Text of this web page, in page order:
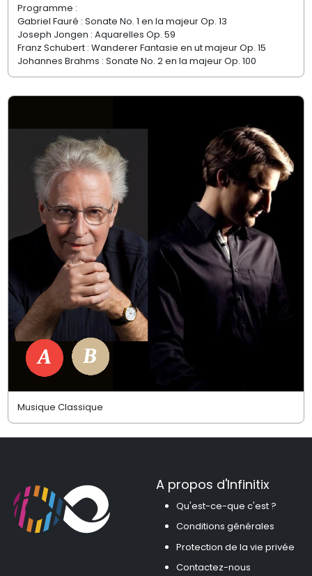
Programme :
Gabriel Fauré : Sonate No. 1 en la majeur Op. 13
Joseph Jongen : Aquarelles Op. 59
Franz Schubert : Wanderer Fantasie en ut majeur Op. 15
Johannes Brahms : Sonate No. 2 en la majeur Op. 100
Musique Classique
A propos d'Infinitix
Qu'est-ce-que c'est ?
Conditions générales
Protection de la vie privée
Contactez-nous